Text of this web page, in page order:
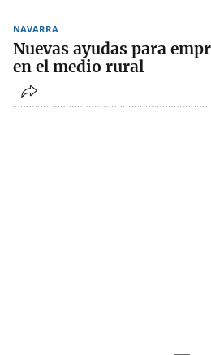
NAVARRA
Nuevas ayudas para
en el medio rural